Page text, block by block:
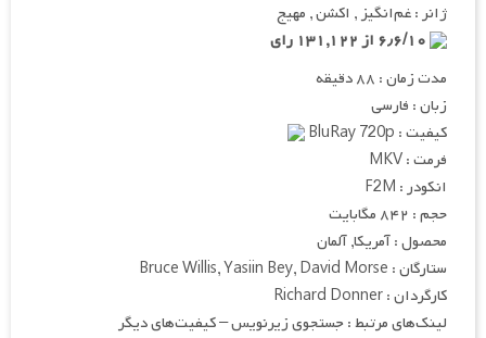
ژانر : غم‌انگیز , اکشن , مهیج
مدت زمان : ۸۸ دقیقه
زبان : فارسی
کیفیت : BluRay 720p
فرمت : MKV
انکودر : F2M
حجم : ۸۴۲ مگابایت
محصول : آمریکا, آلمان
ستارگان : Bruce Willis, Yasiin Bey, David Morse
کارگردان : Richard Donner
لینک‌های مرتبط : جستجوی زیرنویس – کیفیت‌های دیگر